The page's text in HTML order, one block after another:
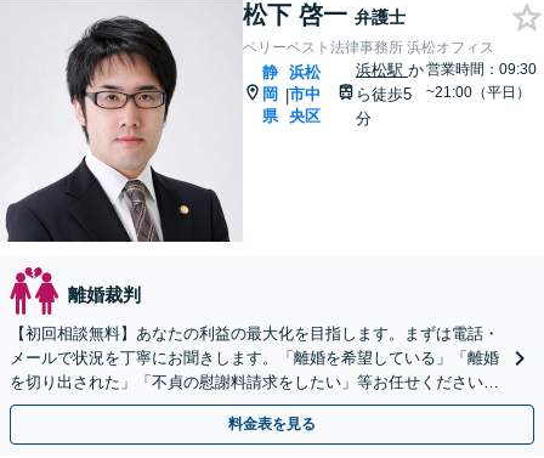
松下 啓一 弁護士
ベリーベスト法律事務所 浜松オフィス
静
岡
県
|
浜松
市中
央区
浜松駅 か
ら徒歩5
分
営業時間：09:30
~21:00（平日）
離婚裁判
【初回相談無料】あなたの利益の最大化を目指します。まずは電話・
メールで状況を丁寧にお聞きします。「離婚を希望している」「離婚
を切り出された」「不貞の慰謝料請求をしたい」等お任せください。
【リーズナブルな料金設定】
料金表を見る